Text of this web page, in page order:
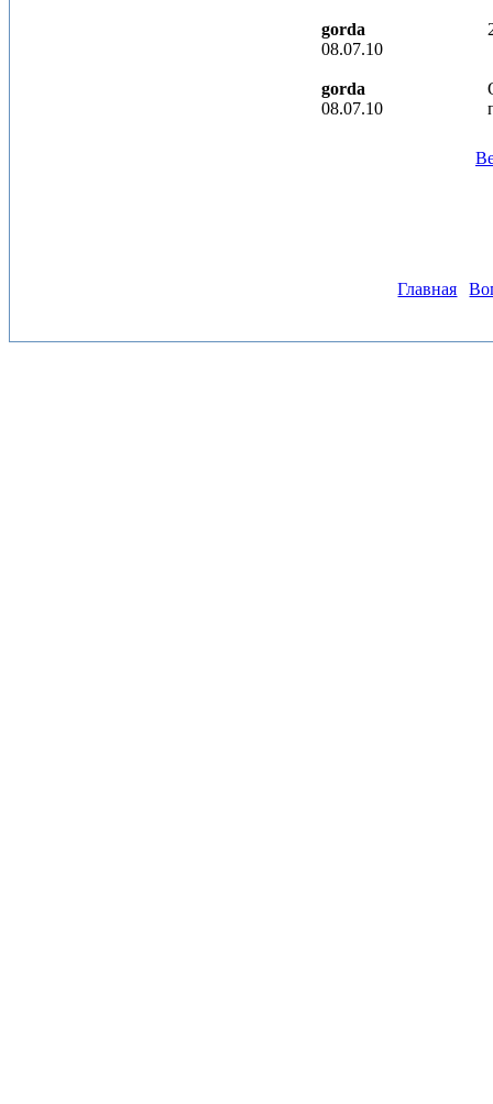
gorda
08.07.10
gorda
08.07.10
Главная